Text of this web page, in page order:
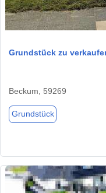
Grundstück zu
Beckum, 59269
Grundstück